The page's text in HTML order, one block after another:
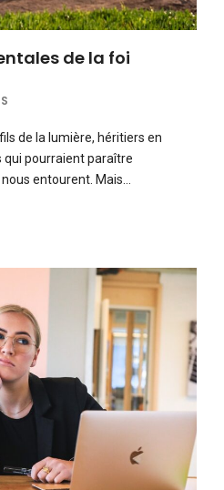
de la foi
de la lumière, héritiers en
qui pourraient paraître
entourent. Mais…